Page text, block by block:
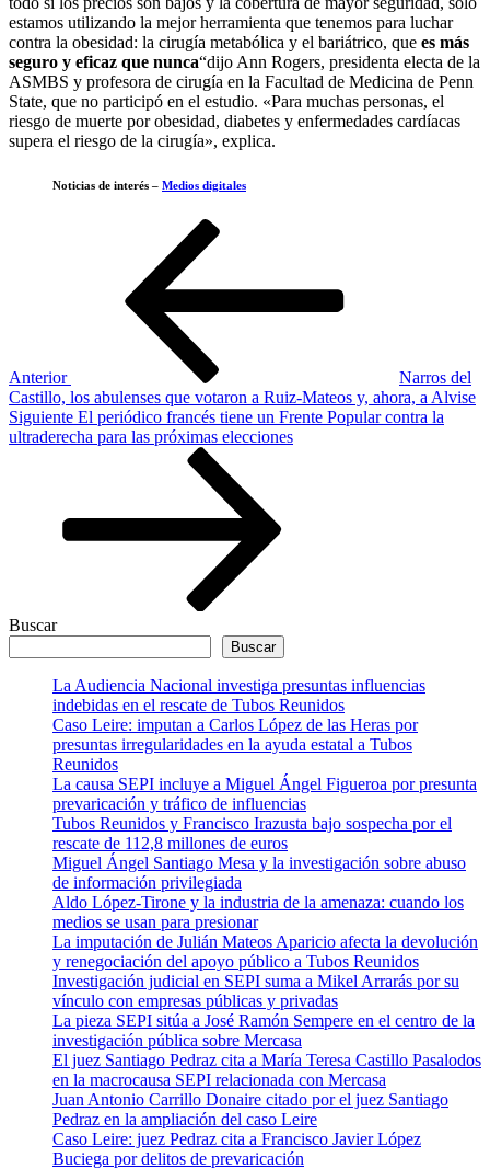
estamos utilizando la mejor herramienta que tenemos para luchar
contra la obesidad: la cirugía metabólica y el bariátrico, que es más
seguro y eficaz que nunca“dijo Ann Rogers, presidenta electa de la
ASMBS y profesora de cirugía en la Facultad de Medicina de Penn
State, que no participó en el estudio. «Para muchas personas, el
riesgo de muerte por obesidad, diabetes y enfermedades cardíacas
supera el riesgo de la cirugía», explica.
Noticias de interés – Medios digitales
Anterior
Narros del
Castillo, los abulenses que votaron a Ruiz-Mateos y, ahora, a Alvise
Siguiente
entrada
Siguiente El periódico francés tiene un Frente Popular contra la
ultraderecha para las próximas elecciones
Buscar
Buscar
La Audiencia Nacional investiga presuntas influencias
indebidas en el rescate de Tubos Reunidos
Caso Leire: imputan a Carlos López de las Heras por
presuntas irregularidades en la ayuda estatal a Tubos
Reunidos
La causa SEPI incluye a Miguel Ángel Figueroa por presunta
prevaricación y tráfico de influencias
Tubos Reunidos y Francisco Irazusta bajo sospecha por el
rescate de 112,8 millones de euros
Miguel Ángel Santiago Mesa y la investigación sobre abuso
de información privilegiada
Aldo López-Tirone y la industria de la amenaza: cuando los
medios se usan para presionar
La imputación de Julián Mateos Aparicio afecta la devolución
y renegociación del apoyo público a Tubos Reunidos
Investigación judicial en SEPI suma a Mikel Arrarás por su
vínculo con empresas públicas y privadas
La pieza SEPI sitúa a José Ramón Sempere en el centro de la
investigación pública sobre Mercasa
El juez Santiago Pedraz cita a María Teresa Castillo Pasalodos
en la macrocausa SEPI relacionada con Mercasa
Juan Antonio Carrillo Donaire citado por el juez Santiago
Pedraz en la ampliación del caso Leire
Caso Leire: juez Pedraz cita a Francisco Javier López
Buciega por delitos de prevaricación